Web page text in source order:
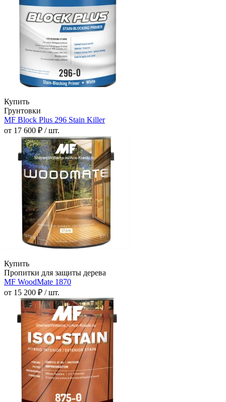
Купить
Грунтовки
MF Block Plus 296 Stain Killer
от 17 600 ₽ / шт.
Купить
Пропитки для защиты дерева
MF WoodMate 1870
от 15 200 ₽ / шт.